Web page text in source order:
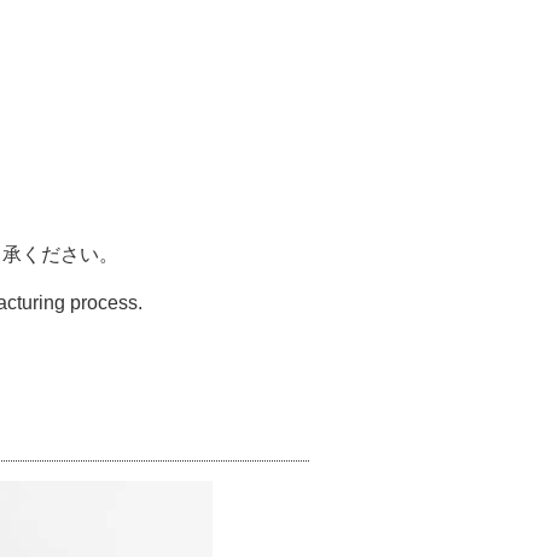
ください。
process.